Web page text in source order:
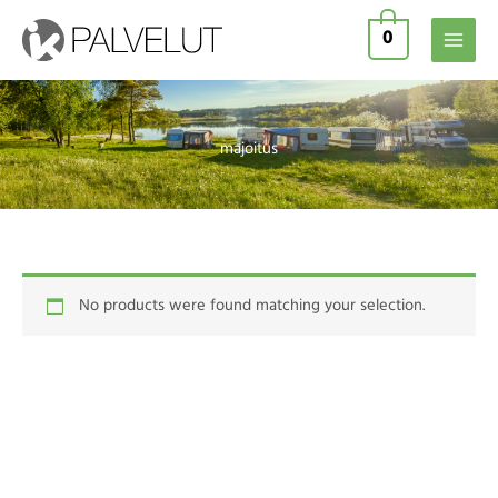
content
0
majoitus
No products were found matching your selection.